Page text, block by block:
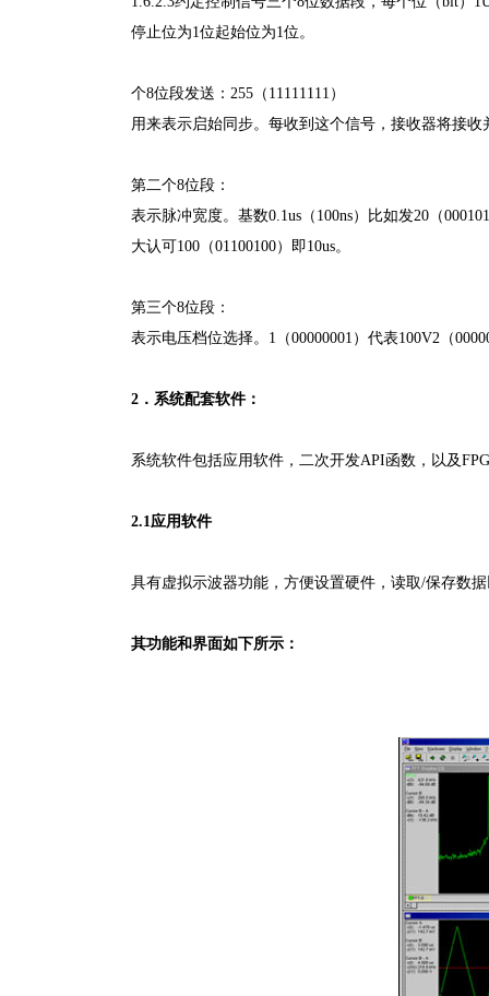
停止位为1位起始位为1位。
个8位段发送：255（11111111）
用来表示启始同步。每收到这个信号，接收器将接
第二个8位段：
表示脉冲宽度。基数0.1us（100ns）比如发20（
大认可100（01100100）即10us。
第三个8位段：
表示电压档位选择。1（00000001）代表100V2（
2．系统配套软件：
系统软件包括应用软件，二次开发API函数，以及
2.1应用软件
具有虚拟示波器功能，方便设置硬件，读取/保存数
其功能和界面如下所示：